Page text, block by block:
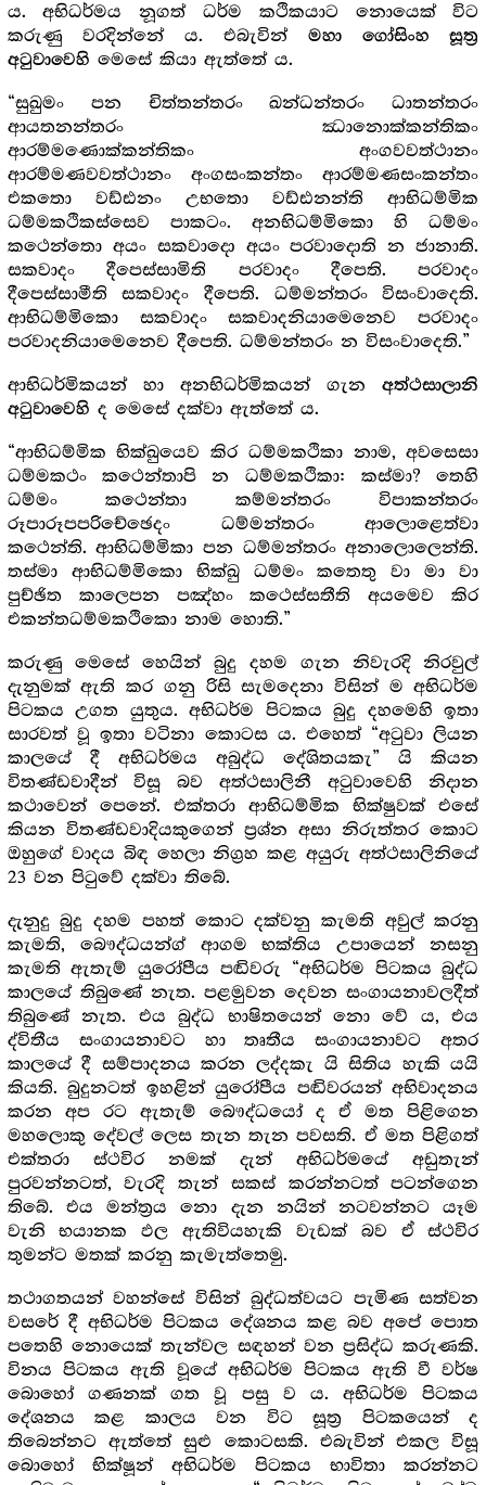
ය. අභිධර්මය නූගත් ධර්ම කථිකයාට නොයෙක් විට
කරුණු වරදින්නේ ය. එබැවින් මහා ගෝසිංහ සූත්‍ර‍
අටුවාවෙහි මෙසේ කියා ඇත්තේ ය.
“සුඛුමං පන චිත්තන්තරං ඛන්ධන්තරං ධාතන්තරං
ආයතනන්තරං ඣානොක්කන්තිකං
ආරම්මණොක්කන්තිකං අංගවවත්ථානං
ආරම්මණවවත්ථානං අංගසංකන්තං ආරම්මණසංකන්තං
එකතො වඩ්ඪනං උභතො වඩ්ඪනන්ති ආභිධම්මික
ධම්මකථිකස්සෙව පාකටං. අනභිධම්මිකො හි ධම්මං
කථෙන්තො අයං සකවාදො අයං පරවාදොති න ජානාති.
සකවාදං දීපෙස්සාමිති පරවාදං දීපෙති. පරවාදං
දීපෙස්සාමීති සකවාදං දීපෙති. ධම්මන්තරං විසංවාදෙති.
ආභිධම්මිකො සකවාදං සකවාදනියාමෙනෙව පරවාදං
පරවාදනියාමෙනෙව දීපෙති. ධම්මන්තරං න විසංවාදෙති.”
ආභිධර්මිකයන් හා අනභිධර්මිකයන් ගැනඅත්ථසාලානි
අටුවාවෙහි ද මෙසේ දක්වා ඇත්තේ ය.
“ආභිධම්මික භික්ඛුයෙව කිර ධම්මකථිකා නාම, අවසෙසා
ධම්මකථං කථෙන්තාපි න ධම්මකථිකා: කස්මා? තෙහි
ධම්මං කථෙන්තා කම්මන්තරං විපාකන්තරං
රූපාරූපපරිචේඡෙදං ධම්මන්තරං ආලොළෙත්වා
කථෙන්ති. ආභිධම්මිකා පන ධම්මන්තරං අනාලොලෙන්ති.
තස්මා ආභිධම්මිකො භික්ඛු ධම්මං කතෙතු වා මා වා
පුච්ඡිත කාලෙපන පඤ්හං කථෙස්සතීති අයමෙව කිර
එකන්තධම්මකථිකො නාම හොති.”
කරුණු මෙසේ හෙයින් බුදු දහම ගැන නිවැරදි නිරවුල්
දැනුමක් ඇති කර ගනු රිසි සැමදෙනා විසින් ම අභිධර්ම
පිටකය උගත යුතුය. අභිධර්ම පිටකය බුදු දහමෙහි ඉතා
සාරවත් වූ ඉතා වටිනා කොටස ය. එහෙත් “අටුවා ලියන
කාලයේ දී අභිධර්මය අබුද්ධ දේශිතයකැ” යි කියන
විතණ්ඩවාදීන් විසූ බව අත්ථසාලිනී අටුවාවෙහි නිදාන
කථාවෙන් පෙනේ. එක්තරා ආභිධම්මික භික්ෂුවක් එසේ
කියන විතණ්ඩවාදියකුගෙන් ප්‍ර‍ශ්න අසා නිරුත්තර කොට
ඔහුගේ වාදය බිඳ හෙලා නිග්‍ර‍හ කළ අයුරු අත්ථසාලිනියේ
23 වන පිටුවේ දක්වා තිබේ.
දැනුදු බුදු දහම පහත් කොට දක්වනු කැමති අවුල් කරනු
කැමති, බෞද්ධයන්ග් ආගම භක්තිය උපායෙන් නසනු
කැමති ඇතැම් යුරෝපීය පඬිවරු “අභිධර්ම පිටකය බුද්ධ
කාලයේ තිබුණේ නැත. පළමුවන දෙවන සංගායනාවලදීත්
තිබුණේ නැත. එය බුද්ධ භාෂිතයෙන් නො වේ ය, එය
ද්විතීය සංගායනාවට හා තෘතීය සංගායනාවට අතර
කාලයේ දී සම්පාදනය කරන ලද්දකැ යි සිතිය හැකි යයි
කියති. බුදුනටත් ඉහළින් යුරෝපීය පඬිවරයන් අභිවාදනය
කරන අප රට ඇතැම් බෞද්ධයෝ ද ඒ මත පිළිගෙන
මහලොකු දේවල් ලෙස තැන තැන පවසති. ඒ මත පිළිගත්
එක්තරා ස්ථවිර නමක් දැන් අභිධර්මයේ අඩුතැන්
පුරවන්නටත්, වැරදි තැන් සකස් කරන්නටත් පටන්ගෙන
තිබේ. එය මන්ත්‍ර‍ය නො දැන නයින් නටවන්නට යෑම
වැනි භයානක ඵල ඇතිවියහැකි වැඩක් බව ඒ ස්ථවිර
තුමන්ට මතක් කරනු කැමැත්තෙමු.
තථාගතයන් වහන්සේ විසින් බුද්ධත්වයට පැමිණ සත්වන
වසරේ දී අභිධර්ම පිටකය දේශනය කළ බව අපේ පොත
පතෙහි නොයෙක් තැන්වල සඳහන් වන ප්‍ර‍සිද්ධ කරුණකි.
විනය පිටකය ඇති වූයේ අභිධර්ම පිටකය ඇති වී වර්ෂ
බොහෝ ගණනක් ගත වූ පසු ව ය. අභිධර්ම පිටකය
දේශනය කළ කාලය වන විට සූත්‍ර‍ පිටකයෙන් ද
තිබෙන්නට ඇත්තේ සුළු කොටසකි. එබැවින් එකල විසූ
බොහෝ භික්ෂූන් අභිධර්ම පිටකය භාවිතා කරන්නට